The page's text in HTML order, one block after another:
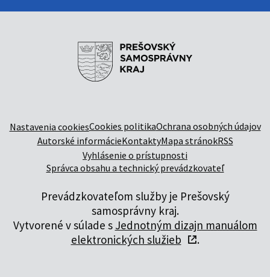
Nastavenia cookiesCookies politikaOchrana osobných údajov
Autorské informácieKontaktyMapa stránokRSS
Vyhlásenie o prístupnosti
Správca obsahu a technický prevádzkovateľ
Prevádzkovateľom služby je Prešovský
samosprávny kraj.
Vytvorené v súlade s Jednotným dizajn manuálom
elektronických služieb
.